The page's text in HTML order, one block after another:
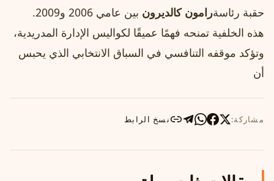
حقبة رئاسةرامون كالديرون بين عامي 2006 و2009.
هذه الخلفية تمنحه فهمًا عميقًا لكواليس الإدارة المدريدية،
وتؤكد موقفه التنافسي في السباق الانتخابي الذي يحبس
أن
مشاركة: نسخ الرابط